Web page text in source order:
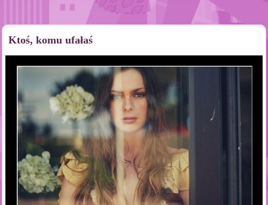
Ktoś, komu ufałaś